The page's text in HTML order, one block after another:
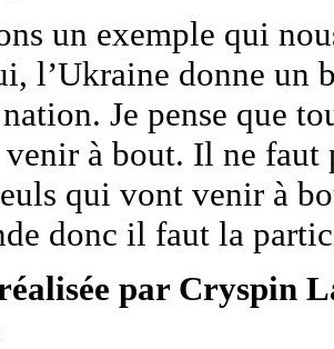
un exemple qui
l’Ukraine donne un
Je pense que
à bout. Il ne faut
qui vont venir à
donc il faut la
par Cryspin